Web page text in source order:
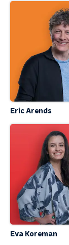
Eric Arends
Eva Koreman